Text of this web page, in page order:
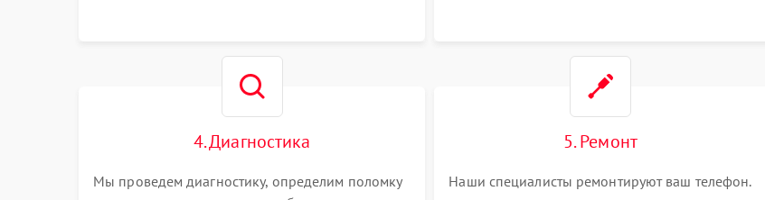
4. Диагностика
Мы проведем диагностику, определим поломку
5. Ремонт
Наши специалисты ремонтируют ваш телефон.